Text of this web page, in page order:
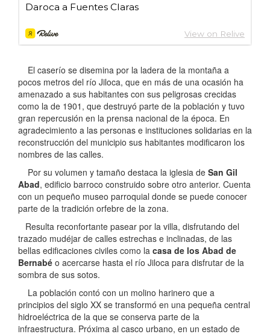
El caserío se disemina por la ladera de la montaña a
pocos metros del río Jiloca, que en más de una ocasión ha
amenazado a sus habitantes con sus peligrosas crecidas
como la de 1901, que destruyó parte de la población y tuvo
gran repercusión en la prensa nacional de la época. En
agradecimiento a las personas e instituciones solidarias en la
reconstrucción del municipio sus habitantes modificaron los
nombres de las calles.
Por su volumen y tamaño destaca la iglesia de San Gil
Abad, edificio barroco construido sobre otro anterior. Cuenta
con un pequeño museo parroquial donde se puede conocer
parte de la tradición orfebre de la zona.
Resulta reconfortante pasear por la villa, disfrutando del
trazado mudéjar de calles estrechas e inclinadas, de las
bellas edificaciones civiles como la casa de los Abad de
Bernabé o acercarse hasta el río Jiloca para disfrutar de la
sombra de sus sotos.
La población contó con un molino harinero que a
principios del siglo XX se transformó en una pequeña central
hidroeléctrica de la que se conserva parte de la
infraestructura. Próxima al casco urbano, en un estado de